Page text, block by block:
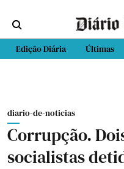
Edição Diária Últimas
diario-de-noticias
Corrupção.
socialistas